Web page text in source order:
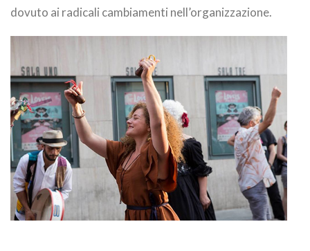
dovuto ai radicali cambiamenti nell’organizzazione.